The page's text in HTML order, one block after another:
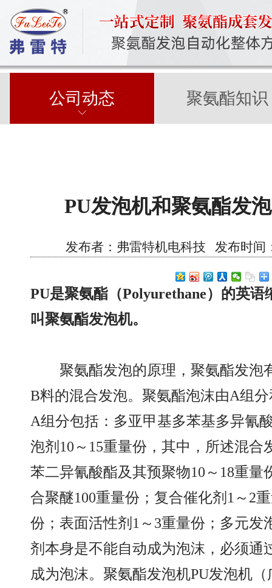
公司动态 聚氨酯知识
PU发泡机和聚氨酯发
发布者：弗雷特机电科技 发布时间
PU是聚氨酯（Polyurethane）的英语
叫聚氨酯发泡机。
聚氨酯发泡的原理，聚氨酯发泡
B料的混合发泡。聚氨酯泡沫由A组
A组分包括：多亚甲基多苯基多异氰
泡剂10～15重量份，其中，所述混合
苯二异氰酸酯及其预聚物10～18重量
合聚醚100重量份；复合催化剂1～2
份；表面活性剂1～3重量份；多元发
剂本身是不能自动成为泡沫，必须通
成为泡沫。聚氨酯发泡机PU发泡机